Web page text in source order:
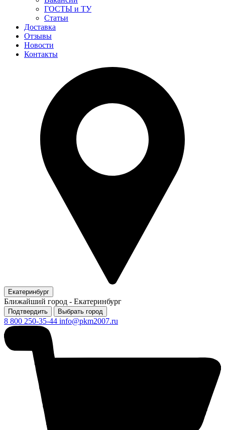
ГОСТЫ и ТУ
Статьи
Доставка
Отзывы
Новости
Контакты
Екатеринбург
Ближайший город - Екатеринбург
Подтвердить Выбрать город
8 800 250-35-44 info@pkm2007.ru